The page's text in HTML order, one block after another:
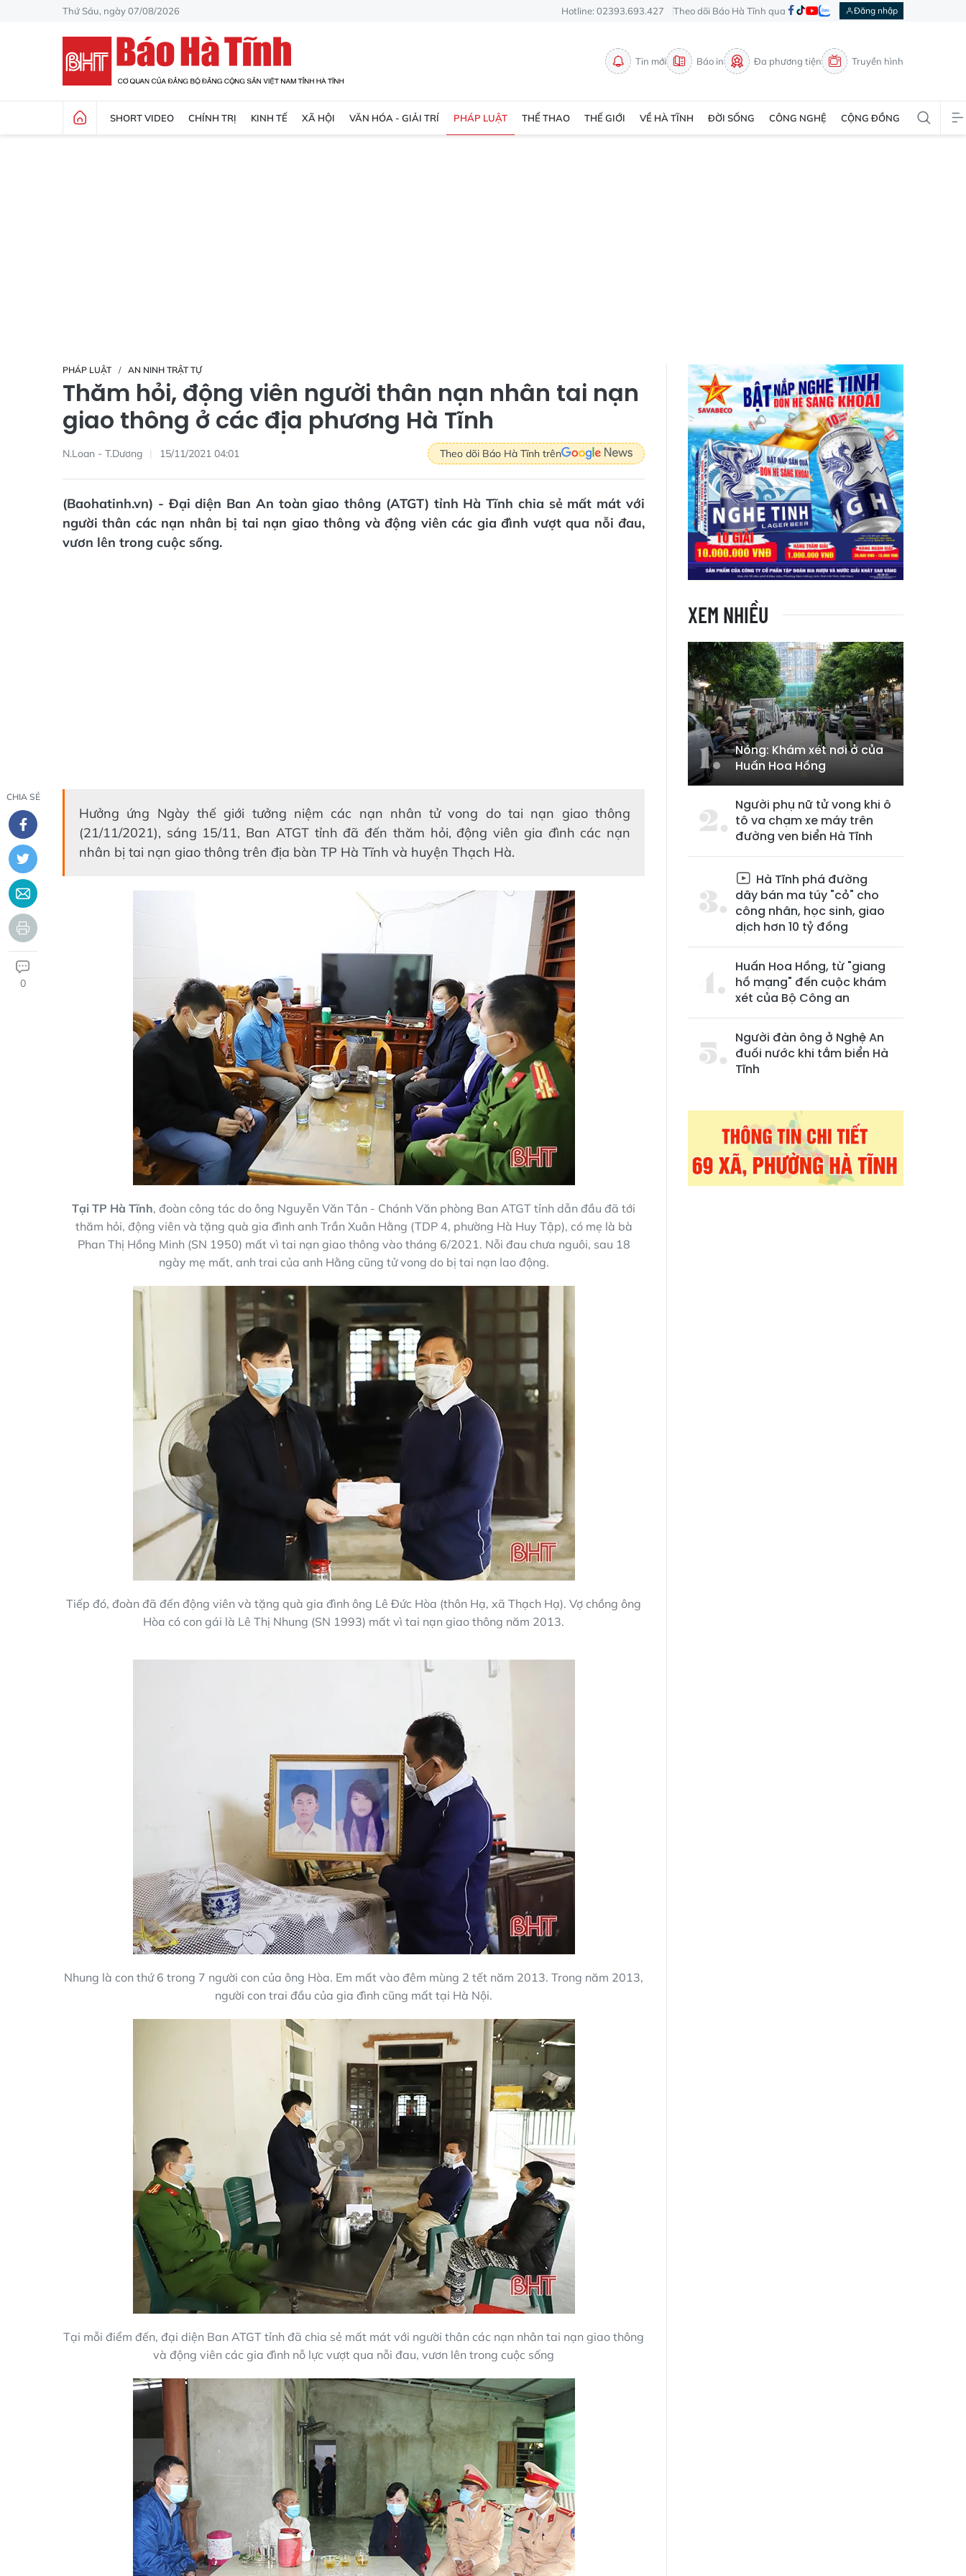
Thứ Sáu, ngày 07/08/2026 Hotline: 02393.693.427 Theo dõi Báo Hà Tĩnh qua Đăng nhập
Tin mới Báo in Đa phương tiện Truyền hình
SHORT VIDEO CHÍNH TRỊ KINH TẾ XÃ HỘI VĂN HÓA - GIẢI TRÍ PHÁP LUẬT THỂ THAO THẾ GIỚI VỀ HÀ TĨNH ĐỜI SỐNG CÔNG NGHỆ CỘNG ĐỒNG
PHÁP LUẬT AN NINH TRẬT TỰ
Thăm hỏi, động viên người thân nạn nhân tai nạn
giao thông ở các địa phương Hà Tĩnh
N.Loan - T.Dương 15/11/2021 04:01 Theo dõi Báo Hà Tĩnh trên
(Baohatinh.vn) - Đại diện Ban An toàn giao thông (ATGT) tỉnh Hà Tĩnh chia sẻ mất mát với
người thân các nạn nhân bị tai nạn giao thông và động viên các gia đình vượt qua nỗi đau,
vươn lên trong cuộc sống.
CHIA SẺ
0
Hưởng ứng Ngày thế giới tưởng niệm các nạn nhân tử vong do tai nạn giao thông
(21/11/2021), sáng 15/11, Ban ATGT tỉnh đã đến thăm hỏi, động viên gia đình các nạn
nhân bị tai nạn giao thông trên địa bàn TP Hà Tĩnh và huyện Thạch Hà.
Tại TP Hà Tĩnh, đoàn công tác do ông Nguyễn Văn Tân - Chánh Văn phòng Ban ATGT tỉnh dẫn đầu đã tới
thăm hỏi, động viên và tặng quà gia đình anh Trần Xuân Hằng (TDP 4, phường Hà Huy Tập), có mẹ là bà
Phan Thị Hồng Minh (SN 1950) mất vì tai nạn giao thông vào tháng 6/2021. Nỗi đau chưa nguôi, sau 18
ngày mẹ mất, anh trai của anh Hằng cũng tử vong do bị tai nạn lao động.
Tiếp đó, đoàn đã đến động viên và tặng quà gia đình ông Lê Đức Hòa (thôn Hạ, xã Thạch Hạ). Vợ chồng ông
Hòa có con gái là Lê Thị Nhung (SN 1993) mất vì tai nạn giao thông năm 2013.
Nhung là con thứ 6 trong 7 người con của ông Hòa. Em mất vào đêm mùng 2 tết năm 2013. Trong năm 2013,
người con trai đầu của gia đình cũng mất tại Hà Nội.
Tại mỗi điểm đến, đại diện Ban ATGT tỉnh đã chia sẻ mất mát với người thân các nạn nhân tai nạn giao thông
và động viên các gia đình nỗ lực vượt qua nỗi đau, vươn lên trong cuộc sống
XEM NHIỀU
Nóng: Khám xét nơi ở của
Huấn Hoa Hồng
Người phụ nữ tử vong khi ô
tô va chạm xe máy trên
đường ven biển Hà Tĩnh
Hà Tĩnh phá đường
dây bán ma túy "cỏ" cho
công nhân, học sinh, giao
dịch hơn 10 tỷ đồng
Huấn Hoa Hồng, từ "giang
hồ mạng" đến cuộc khám
xét của Bộ Công an
Người đàn ông ở Nghệ An
đuối nước khi tắm biển Hà
Tĩnh